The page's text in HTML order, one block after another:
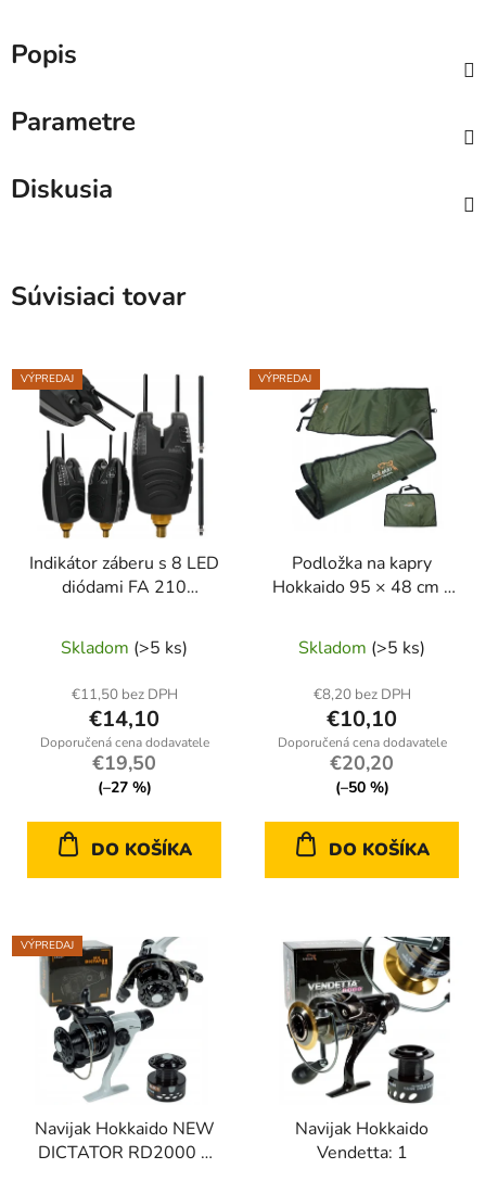
Popis
Parametre
Diskusia
Súvisiaci tovar
VÝPREDAJ
Indikátor záberu s 8 LED
diódami FA 210
FISING
Skladom (>5 ks)
€11,50 bez DPH
€14,10
€19,50
(–27 %)
DO KOŠÍKA
VÝPREDAJ
Podložka na kapry
Hokkaido 95 × 48 cm –
vyháčkovaní a vážení
Skladom (>5 ks)
€8,20 bez DPH
€10,10
€20,20
(–50 %)
DO KOŠÍKA
VÝPREDAJ
Navijak Hokkaido NEW
DICTATOR RD2000 +
Navijak Hokkaido
Vendetta: 1